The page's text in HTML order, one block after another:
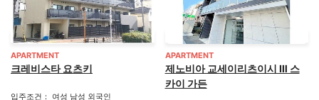
APARTMENT
크레비스타 요츠키
입주조건： 여성 남성 외국인
APARTMENT
제노비아 교세이리츠이시 Ⅲ 스
카이 가든